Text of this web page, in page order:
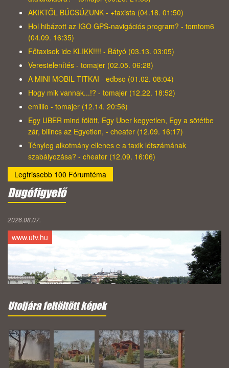
AKIKTŐL BÚCSÚZUNK - +taxista (04.18. 01:50)
Hol hibázott az IGO GPS-navigációs program? - tomtom6
(04.09. 16:35)
Főtaxisok ide KLIKK!!!! - Bátyó (03.13. 03:05)
Verestelenítés - tomajer (02.05. 06:28)
A MINI MOBIL TITKAI - edbso (01.02. 08:04)
Hogy mik vannak...!? - tomajer (12.22. 18:52)
emillio - tomajer (12.14. 20:56)
Egy UBER mind fölött, Egy Uber kegyetlen, Egy a sötétbe
zár, bilincs az Egyetlen, - cheater (12.09. 16:17)
Tényleg alkotmány ellenes e a taxik létszámának
szabályozása? - cheater (12.09. 16:06)
Legfrissebb 100 Fórumtéma
Dugófigyelő
2026.08.07.
www.utv.hu
Utoljára feltöltött képek